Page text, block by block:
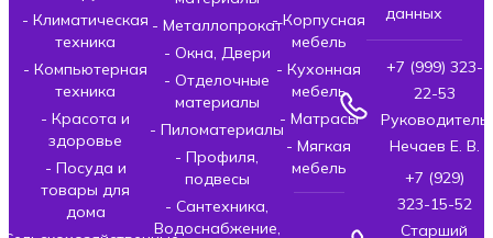
- Климатическая
техника
- Компьютерная
техника
- Красота и
здоровье
- Посуда и
товары для
дома
- Металлопрокат
- Окна, Двери
- Отделочные
материалы
- Пиломатериалы
- Профиля,
подвесы
- Сантехника,
Водоснабжение,
- Корпусная
мебель
- Кухонная
мебель
- Матрасы
- Мягкая
мебель
данных
+7 (999) 323-
22-53
Руководитель
Нечаев Е. В.
+7 (929)
323-15-52
Старший